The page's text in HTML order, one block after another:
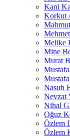
Kani
Korkut
Melike
Mine
Murat
Nasuh
Nevzat
Nihal
Oğuz
Özlem
Özlem